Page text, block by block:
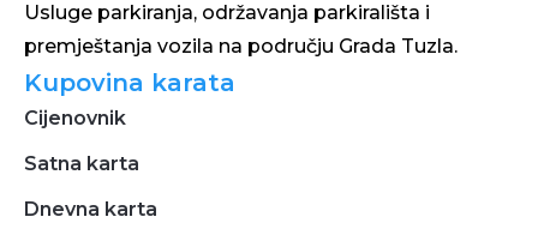
Usluge parkiranja, održavanja parkirališta i
premještanja vozila na području Grada Tuzla.
Kupovina karata
Cijenovnik
Satna karta
Dnevna karta